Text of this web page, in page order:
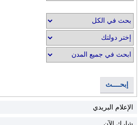
إبحــــث
الإعلام البريدي